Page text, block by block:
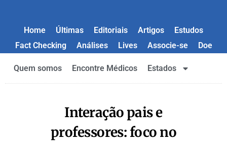
Home Últimas Editoriais Artigos
Estudos
Fact Checking
Análises Lives Associe-se Doe
Quem somos Encontre Médicos Estados
Interação pais e
professores: foco no